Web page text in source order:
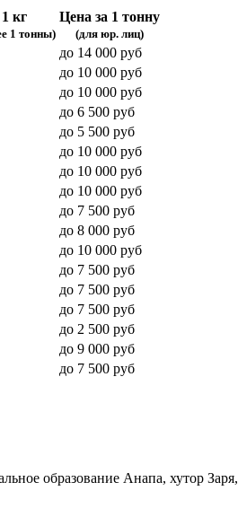
кг
1 тонны)
Цена за 1 тонну
(для юр. лиц)
до 14 000 руб
до 10 000 руб
до 10 000 руб
до 6 500 руб
до 5 500 руб
до 10 000 руб
до 10 000 руб
до 10 000 руб
до 7 500 руб
до 8 000 руб
до 10 000 руб
до 7 500 руб
до 7 500 руб
до 7 500 руб
до 2 500 руб
до 9 000 руб
до 7 500 руб
образование Анапа, хутор